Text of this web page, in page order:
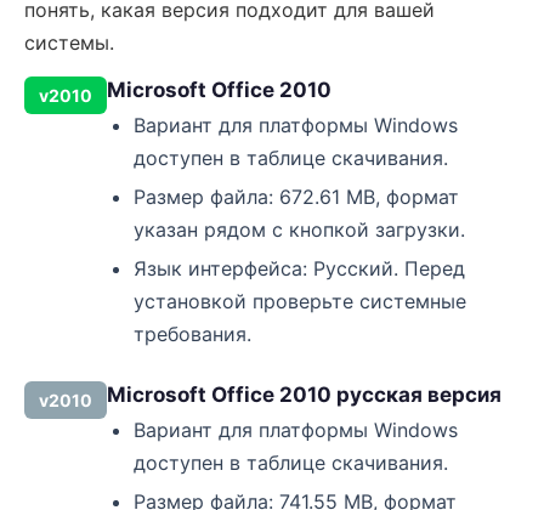
понять, какая версия подходит для вашей
системы.
v2010
Microsoft Office 2010
Вариант для платформы Windows
доступен в таблице скачивания.
Размер файла: 672.61 MB, формат
указан рядом с кнопкой загрузки.
Язык интерфейса: Русский. Перед
установкой проверьте системные
требования.
v2010
Microsoft Office 2010 русская версия
Вариант для платформы Windows
доступен в таблице скачивания.
Размер файла: 741.55 MB, формат